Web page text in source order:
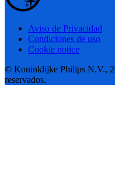
Aviso de Privacidad
Condiciones de uso
Cookie notice
© Koninklijke Philips N.V.,
reservados.